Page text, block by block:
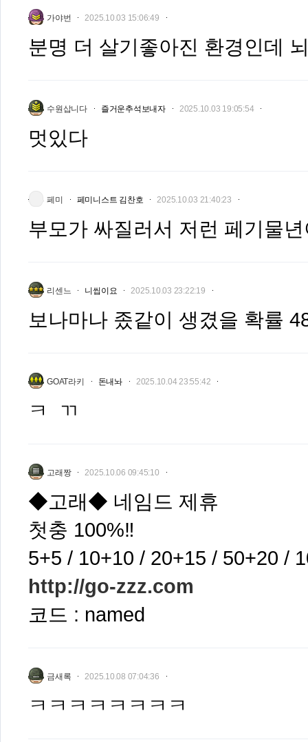
가야번 2025.10.03 15:06:49
분명 더 살기좋아진 환경인데
수원삽니다 즐거운추석보내자 2025.10.03 19:05:54
멋있다
페미 페미니스트 김찬호 2025.10.03 21:40:23
부모가 싸질러서 저런 페기물
리센느 니씹이요 2025.10.03 23:22:19
보나마나 좄같이 생겼을 확률
GOAT라키 돈내놔 2025.10.04 23:55:42
ㅋ ㄲ
고래짱 2025.10.06 09:45:10
◆고래◆ 네임드 제휴
첫충 100%‼️
5+5 / 10+10 / 20+15 / 50+20 /
http://go-zzz.com
코드 : named
금새록 2025.10.08 07:04:36
ㅋㅋㅋㅋㅋㅋㅋㅋ